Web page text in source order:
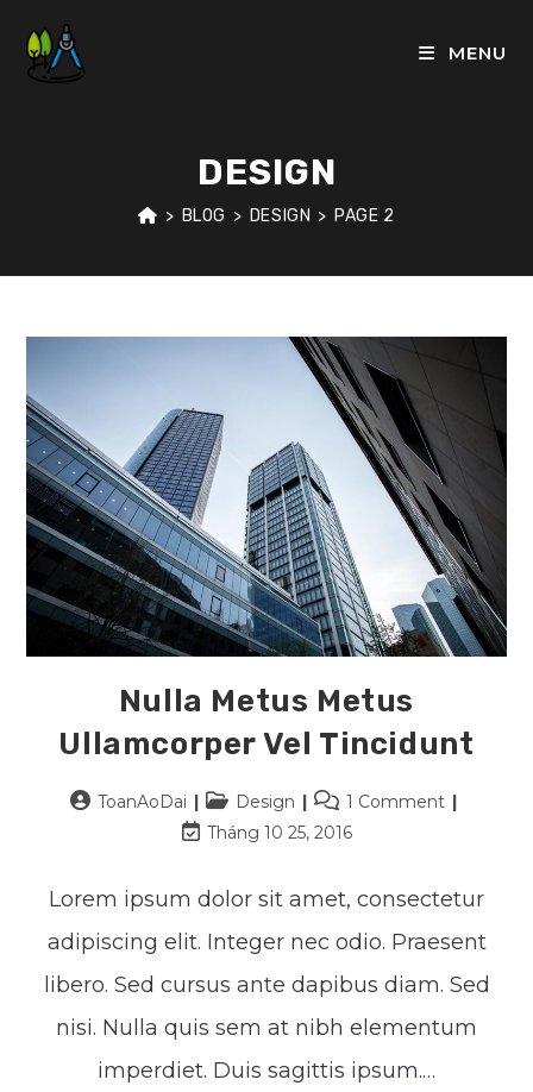
content
MENU
DESIGN
> BLOG > DESIGN > PAGE 2
Nulla Metus Metus
Ullamcorper Vel Tincidunt
PostToanAoDai
Post
category:
Design
Post
comments:
1 Comment
PostTháng 10 25, 2016
Lorem ipsum dolor sit amet, consectetur
adipiscing elit. Integer nec odio. Praesent
libero. Sed cursus ante dapibus diam. Sed
nisi. Nulla quis sem at nibh elementum
imperdiet. Duis sagittis ipsum.…